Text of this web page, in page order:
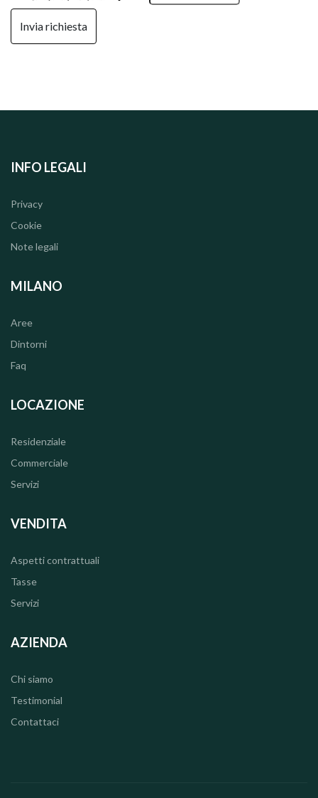
INFO LEGALI
Privacy
Cookie
Note legali
MILANO
Aree
Dintorni
Faq
LOCAZIONE
Residenziale
Commerciale
Servizi
VENDITA
Aspetti contrattuali
Tasse
Servizi
AZIENDA
Chi siamo
Testimonial
Contattaci